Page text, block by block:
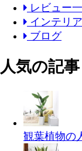
レビュー
インテリ
ブログ
人気の記事
観葉植物の